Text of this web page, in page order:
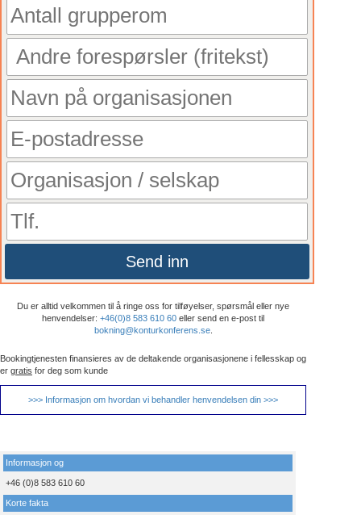
Send inn
Du er alltid velkommen til å ringe oss for tilføyelser, spørsmål eller nye
henvendelser: +46(0)8 583 610 60 eller send en e-post til
bokning@konturkonferens.se.
Bookingtjenesten finansieres av de deltakende organisasjonene i fellesskap og
er gratis for deg som kunde
>>> Informasjon om hvordan vi behandler henvendelsen din >>>
Informasjon og
+46 (0)8 583 610 60
Korte fakta